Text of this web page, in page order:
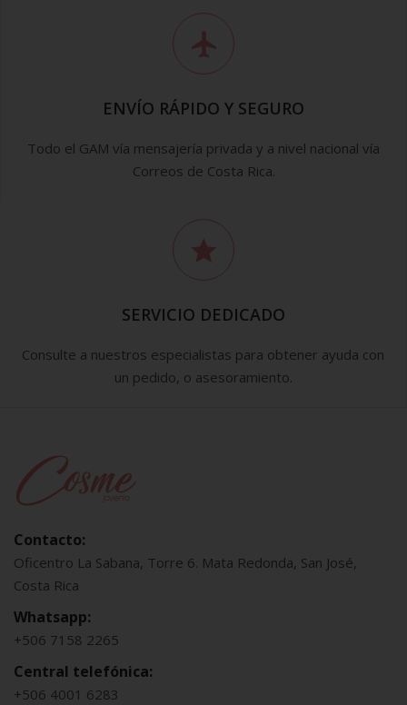
ENVÍO RÁPIDO Y SEGURO
Todo el GAM vía mensajería privada y a nivel nacional vía
Correos de Costa Rica.
SERVICIO DEDICADO
Consulte a nuestros especialistas para obtener ayuda con
un pedido, o asesoramiento.
Contacto:
Oficentro La Sabana, Torre 6. Mata Redonda, San José,
Costa Rica
Whatsapp:
+506 7158 2265
Central telefónica:
+506 4001 6283